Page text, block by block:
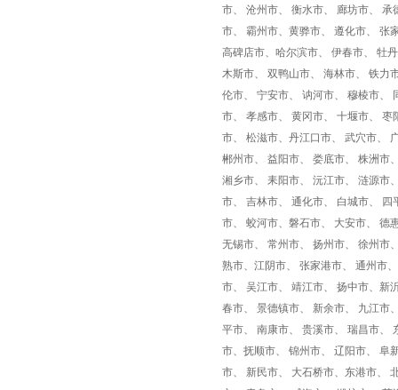
市、 沧州市、 衡水市、 廊坊市、
市、 霸州市、黄骅市、 遵化市、 张
高碑店市、哈尔滨市、 伊春市、 牡
木斯市、 双鸭山市、 海林市、 铁力
伦市、 宁安市、 讷河市、 穆棱市、
市、 孝感市、 黄冈市、 十堰市、
市、 松滋市、丹江口市、 武穴市、
郴州市、 益阳市、 娄底市、 株洲市
湘乡市、 耒阳市、 沅江市、 涟源市
市、 吉林市、 通化市、 白城市、
市、 蛟河市、磐石市、 大安市、 德
无锡市、 常州市、 扬州市、 徐州市
熟市、江阴市、 张家港市、 通州市
市、 吴江市、 靖江市、 扬中市、新
春市、 景德镇市、 新余市、 九江市
平市、 南康市、 贵溪市、 瑞昌市、
市、抚顺市、 锦州市、 辽阳市、 阜
市、 新民市、 大石桥市、东港市、